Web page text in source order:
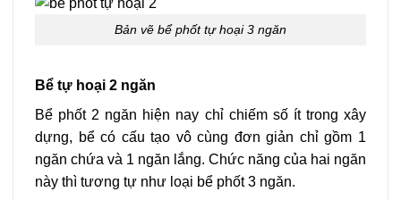
Bản vẽ bể phốt tự hoại 3 ngăn
Bể tự hoại 2 ngăn
Bể phốt 2 ngăn hiện nay chỉ chiếm số ít trong xây
dựng, bể có cấu tạo vô cùng đơn giản chỉ gồm 1
ngăn chứa và 1 ngăn lắng. Chức năng của hai ngăn
này thì tương tự như loại bể phốt 3 ngăn.